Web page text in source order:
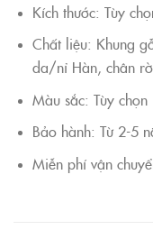
Kích thước: Tùy
Chất liệu: Khung
da/nỉ Hàn, chân
Màu sắc: Tùy chọn
Bảo hành: Từ 2-5
Miễn phí vận